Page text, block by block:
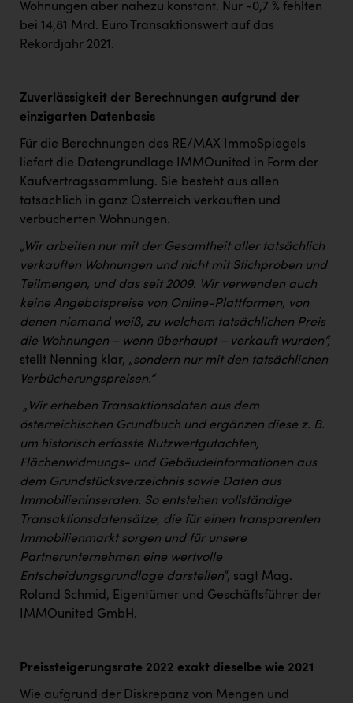
Wohnungen aber nahezu konstant. Nur -0,7 % fehlten
bei 14,81 Mrd. Euro Transaktionswert auf das
Rekordjahr 2021.
Zuverlässigkeit der Berechnungen aufgrund der
einzigarten Datenbasis
Für die Berechnungen des RE/MAX ImmoSpiegels
liefert die Datengrundlage IMMOunited in Form der
Kaufvertragssammlung. Sie besteht aus allen
tatsächlich in ganz Österreich verkauften und
verbücherten Wohnungen.
„Wir arbeiten nur mit der Gesamtheit aller tatsächlich
verkauften Wohnungen und nicht mit Stichproben und
Teilmengen, und das seit 2009. Wir verwenden auch
keine Angebotspreise von Online-Plattformen, von
denen niemand weiß, zu welchem tatsächlichen Preis
die Wohnungen – wenn überhaupt – verkauft wurden“,
stellt Nenning klar, „sondern nur mit den tatsächlichen
Verbücherungspreisen.“
„ Wir erheben Transaktionsdaten aus dem
österreichischen Grundbuch und ergänzen diese z. B.
um historisch erfasste Nutzwertgutachten,
Flächenwidmungs- und Gebäudeinformationen aus
dem Grundstücksverzeichnis sowie Daten aus
Immobilieninseraten. So entstehen vollständige
Transaktionsdatensätze, die für einen transparenten
Immobilienmarkt sorgen und für unsere
Partnerunternehmen eine wertvolle
Entscheidungsgrundlage darstellen“, sagt Mag.
Roland Schmid, Eigentümer und Geschäftsführer der
IMMOunited GmbH.
Preissteigerungsrate 2022 exakt dieselbe wie 2021
Wie aufgrund der Diskrepanz von Mengen und